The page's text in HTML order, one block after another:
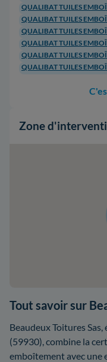
QUALIBAT TUILES
QUALIBAT TUILES
QUALIBAT TUILES
QUALIBAT TUILES
QUALIBAT TUILES
QUALIBAT TUILES
Zone
Tout savoir sur
Beaudeux Toitures
(59930), combine la
emboîtement avec une